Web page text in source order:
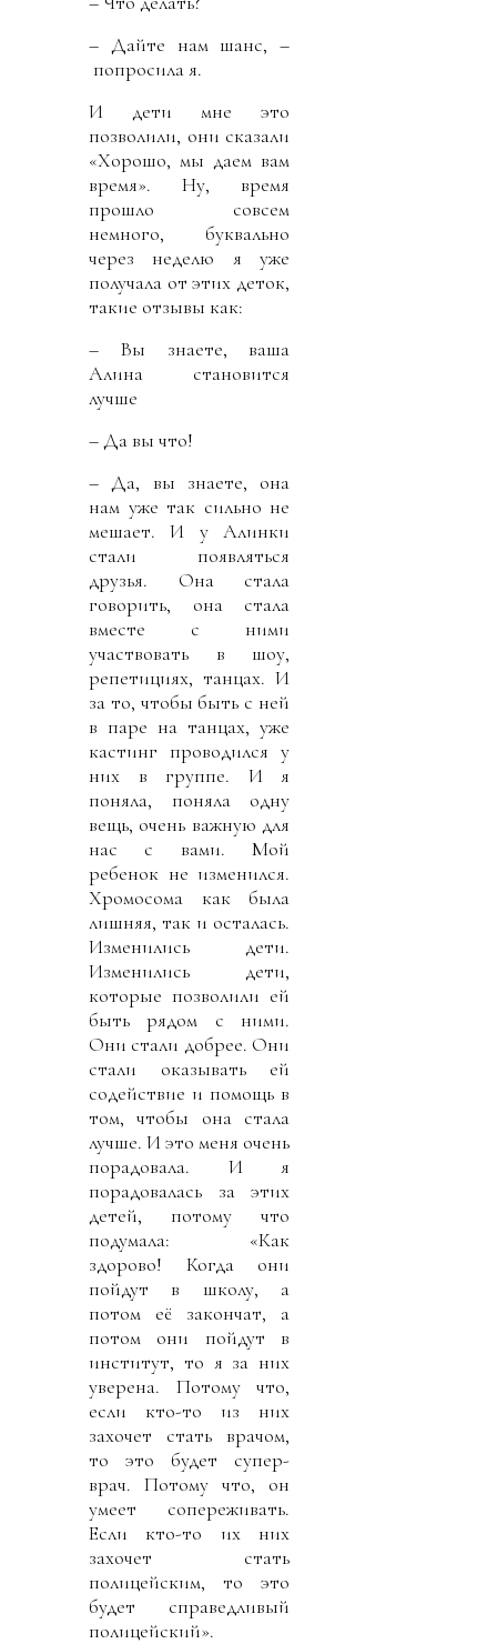
– Дайте нам шанс, –
попросила я.
И дети мне это
позволили, они сказали
«Хорошо, мы даем вам
время». Ну, время
прошло совсем
немного, буквально
через неделю я уже
получала от этих деток,
такие отзывы как:
– Вы знаете, ваша
Алина становится
лучше
– Да вы что!
– Да, вы знаете, она
нам уже так сильно не
мешает. И у Алинки
стали появляться
друзья. Она стала
говорить, она стала
вместе с ними
участвовать в шоу,
репетициях, танцах. И
за то, чтобы быть с ней
в паре на танцах, уже
кастинг проводился у
них в группе. И я
поняла, поняла одну
вещь, очень важную для
нас с вами. Мой
ребенок не изменился.
Хромосома как была
лишняя, так и осталась.
Изменились дети.
Изменились дети,
которые позволили ей
быть рядом с ними.
Они стали добрее. Они
стали оказывать ей
содействие и помощь в
том, чтобы она стала
лучше. И это меня очень
порадовала. И я
порадовалась за этих
детей, потому что
подумала: «Как
здорово! Когда они
пойдут в школу, а
потом её закончат, а
потом они пойдут в
институт, то я за них
уверена. Потому что,
если кто-то из них
захочет стать врачом,
то это будет супер-
врач. Потому что, он
умеет сопереживать.
Если кто-то их них
захочет стать
полицейским, то это
будет справедливый
полицейский».